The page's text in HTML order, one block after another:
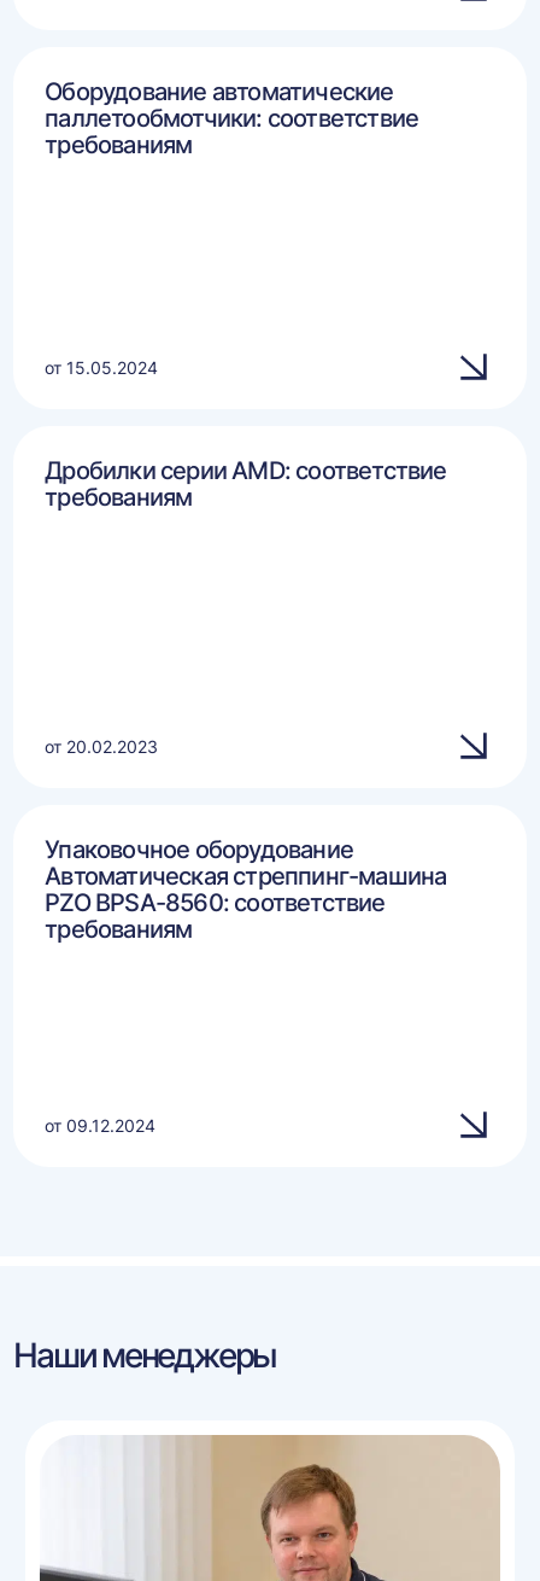
Оборудование автоматические
паллетообмотчики: соответствие
требованиям
от 15.05.2024
Дробилки серии AMD: соответствие
требованиям
от 20.02.2023
Упаковочное оборудование
Автоматическая стреппинг-машина
PZO BPSA-8560: соответствие
требованиям
от 09.12.2024
Наши менеджеры